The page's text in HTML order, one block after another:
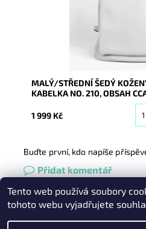
9921
2 roky
MALÝ/STŘEDNÍ ŠEDÝ
KABELKA NO. 210, OBSAH
1 999 Kč
Buďte první, kdo napíše
Přidat komentář
Heureka.cz |
Tento web používá soubory
tohoto webu vyjadřujete